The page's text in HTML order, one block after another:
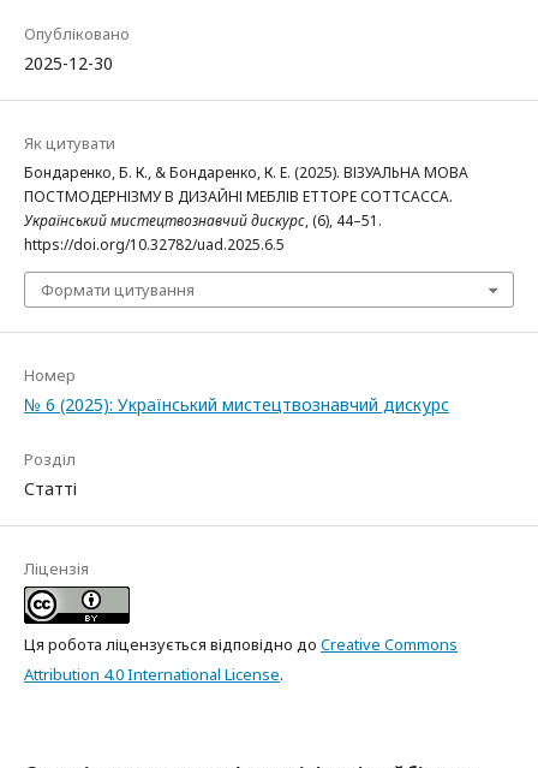
Опубліковано
2025-12-30
Як цитувати
Бондаренко, Б. К., & Бондаренко, К. Е. (2025). ВІЗУАЛЬНА МОВА
ПОСТМОДЕРНІЗМУ В ДИЗАЙНІ МЕБЛІВ ЕТТОРЕ СОТТСАССА.
Український мистецтвознавчий дискурс, (6), 44–51.
https://doi.org/10.32782/uad.2025.6.5
Формати цитування
Номер
№ 6 (2025): Український мистецтвознавчий дискурс
Розділ
Статті
Ліцензія
Ця робота ліцензується відповідно до Creative Commons
Attribution 4.0 International License.